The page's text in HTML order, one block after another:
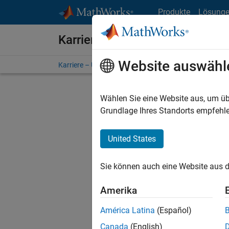
Produkte
Karriere bei MathWorks
Karriere – Übersicht Stellensuche
FILTER:
Stellen
Es
Region
Website
Wählen Sie eine Website aus, um
Grundlage Ihres Standorts
United States
Sie können auch eine Website aus
Amerika
América Latina (Español)
Canada (English)